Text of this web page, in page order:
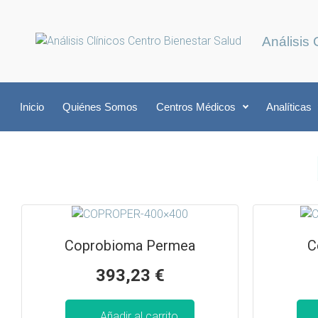
Análisis
Inicio Quiénes Somos Centros Médicos Analíticas
Coprobioma Permea
393,23 €